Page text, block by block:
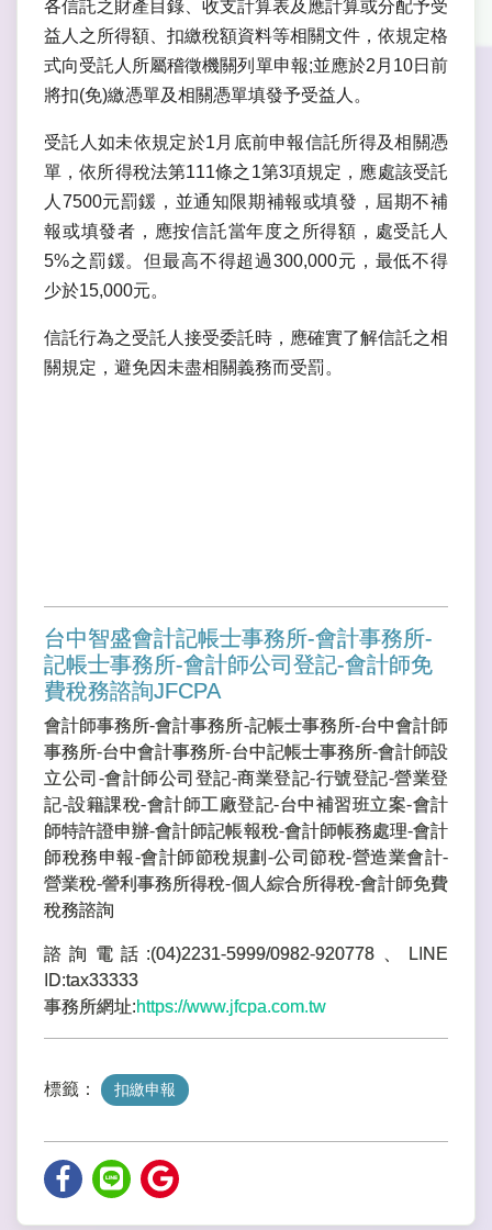
各信託之財產目錄、收支計算表及應計算或分配予受
益人之所得額、扣繳稅額資料等相關文件，依規定格
式向受託人所屬稽徵機關列單申報;並應於2月10日前
將扣(免)繳憑單及相關憑單填發予受益人。
受託人如未依規定於1月底前申報信託所得及相關憑
單，依所得稅法第111條之1第3項規定，應處該受託
人7500元罰鍰，並通知限期補報或填發，屆期不補
報或填發者，應按信託當年度之所得額，處受託人
5%之罰鍰。但最高不得超過300,000元，最低不得
少於15,000元。
信託行為之受託人接受委託時，應確實了解信託之相
關規定，避免因未盡相關義務而受罰。
台中智盛會計記帳士事務所-會計事務所-
記帳士事務所-會計師公司登記-會計師免
費稅務諮詢JFCPA
會計師事務所-會計事務所-記帳士事務所-台中會計師
事務所-台中會計事務所-台中記帳士事務所-會計師設
立公司-會計師公司登記-商業登記-行號登記-營業登
記-設籍課稅-會計師工廠登記-台中補習班立案-會計
師特許證申辦-會計師記帳報稅-會計師帳務處理-會計
師稅務申報-會計師節稅規劃-公司節稅-營造業會計-
營業稅-謍利事務所得稅-個人綜合所得稅-會計師免費
稅務諮詢
諮詢電話:(04)2231-5999/0982-920778、LINE
ID:tax33333
事務所網址:https://www.jfcpa.com.tw
標籤： 扣繳申報